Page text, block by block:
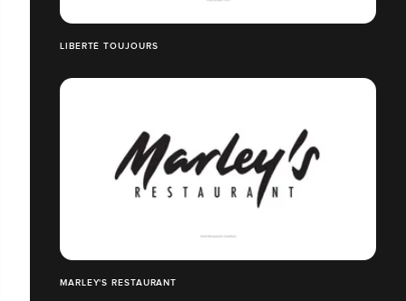
LIBERTÉ TOUJOURS
MARLEY'S RESTAURANT